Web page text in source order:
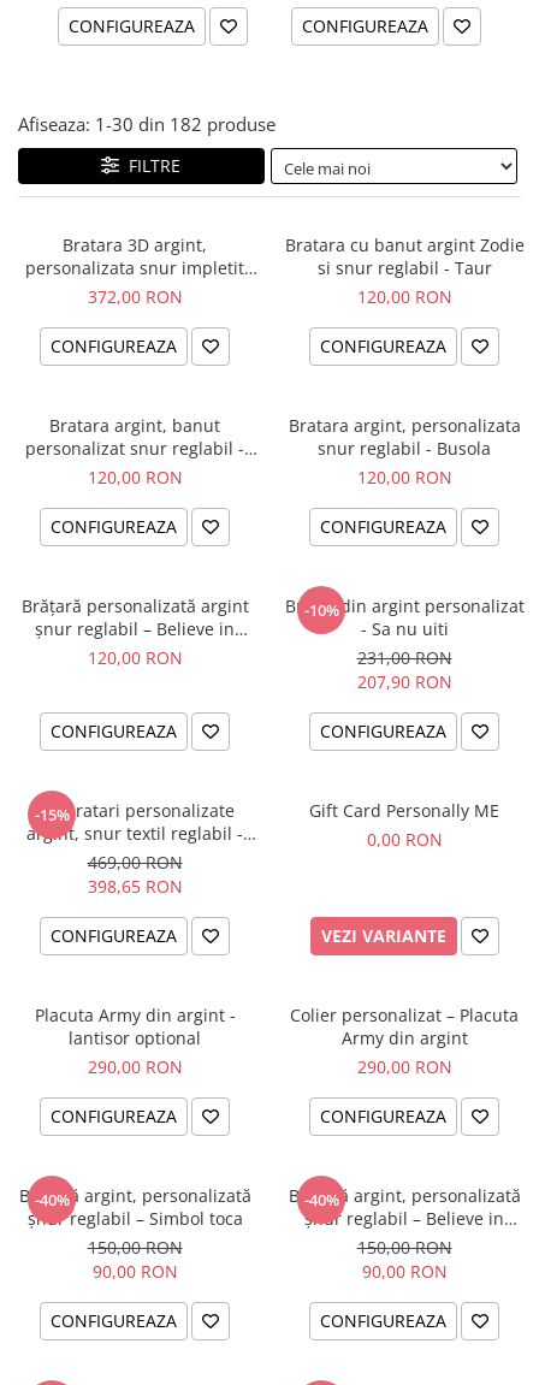
CONFIGUREAZA CONFIGUREAZA
Afiseaza: 1-30 din 182 produse
FILTRE
Bratara 3D argint,
personalizata snur impletit
piele naturala - Sa nu uiti...
372,00 RON
CONFIGUREAZA
Bratara cu banut argint Zodie
si snur reglabil - Taur
120,00 RON
CONFIGUREAZA
Bratara argint, banut
personalizat snur reglabil -
Simbol Unconditional Love
120,00 RON
CONFIGUREAZA
Bratara argint, personalizata
snur reglabil - Busola
120,00 RON
CONFIGUREAZA
Brățară personalizată argint
șnur reglabil – Believe in
Yourself
120,00 RON
CONFIGUREAZA
-10%
Breloc din argint personalizat
- Sa nu uiti
231,00 RON
207,90 RON
CONFIGUREAZA
-15%
Set bratari personalizate
argint, snur textil reglabil -
Family
469,00 RON
398,65 RON
CONFIGUREAZA
Gift Card Personally ME
0,00 RON
VEZI VARIANTE
Placuta Army din argint -
lantisor optional
290,00 RON
CONFIGUREAZA
Colier personalizat – Placuta
Army din argint
290,00 RON
CONFIGUREAZA
-40%
Brățară argint, personalizată
șnur reglabil – Simbol toca
150,00 RON
90,00 RON
CONFIGUREAZA
-40%
Brățară argint, personalizată
șnur reglabil – Believe in
Yourself
150,00 RON
90,00 RON
CONFIGUREAZA